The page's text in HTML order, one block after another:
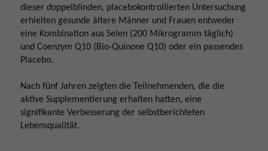
dieser doppelblinden, placebokontrollierten Untersuchung
erhielten gesunde ältere Männer und Frauen entweder
eine Kombination aus Selen (200 Mikrogramm täglich)
und Coenzym Q10 (Bio-Quinone Q10) oder ein passendes
Placebo.
Nach fünf Jahren zeigten die Teilnehmenden, die die
aktive Supplementierung erhalten hatten, eine
signifikante Verbesserung der selbstberichteten
Lebensqualität.